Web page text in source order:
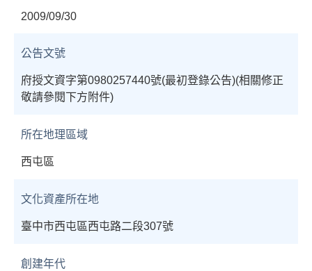
2009/09/30
公告文號
府授文資字第0980257440號(最初登錄公告)(相關修正
敬請參閱下方附件)
所在地理區域
西屯區
文化資產所在地
臺中市西屯區西屯路二段307號
創建年代